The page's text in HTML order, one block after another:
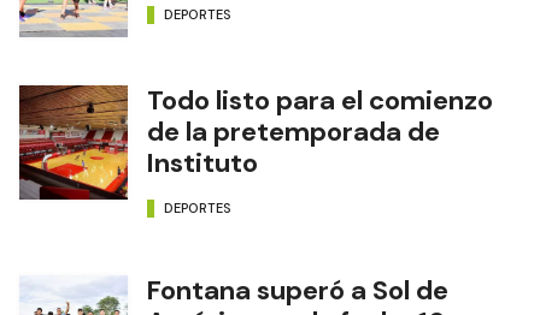
DEPORTES
Todo listo para el comienzo
de la pretemporada de
Instituto
DEPORTES
Fontana superó a Sol de